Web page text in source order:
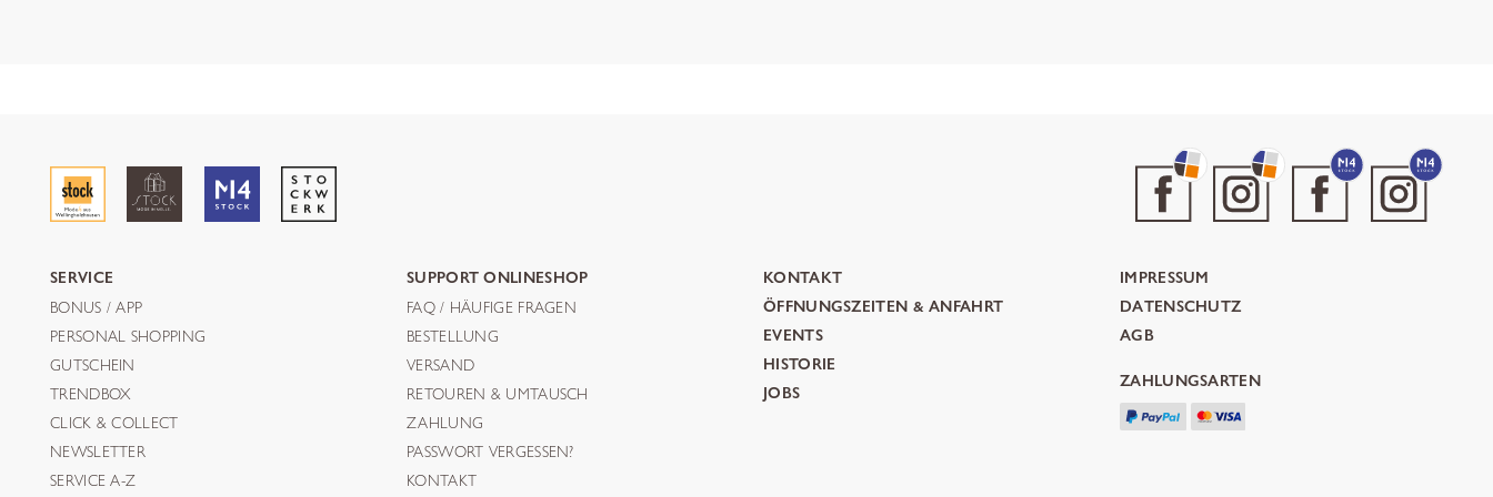
SERVICE
BONUS / APP
PERSONAL SHOPPING
GUTSCHEIN
TRENDBOX
CLICK & COLLECT
NEWSLETTER
SERVICE A-Z
SUPPORT ONLINESHOP
FAQ / HÄUFIGE FRAGEN
BESTELLUNG
VERSAND
RETOUREN & UMTAUSCH
ZAHLUNG
PASSWORT VERGESSEN?
KONTAKT
KONTAKT
ÖFFNUNGSZEITEN & ANFAHRT
EVENTS
HISTORIE
JOBS
IMPRESSUM
DATENSCHUTZ
AGB
ZAHLUNGSARTEN